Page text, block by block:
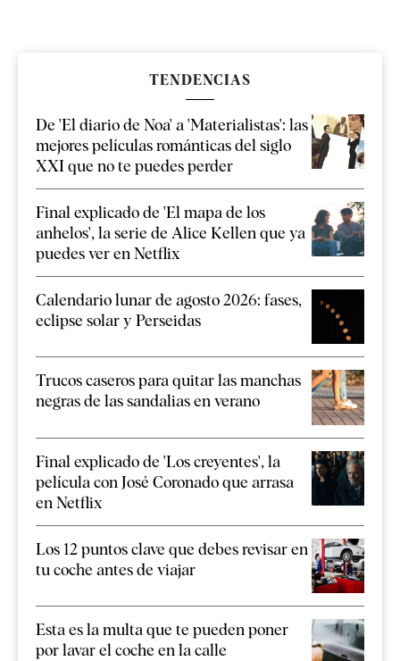
TENDENCIAS
De 'El diario de Noa' a 'Materialistas': las
mejores películas románticas del siglo
XXI que no te puedes perder
Final explicado de 'El mapa de los
anhelos', la serie de Alice Kellen que ya
puedes ver en Netflix
Calendario lunar de agosto 2026: fases,
eclipse solar y Perseidas
Trucos caseros para quitar las manchas
negras de las sandalias en verano
Final explicado de 'Los creyentes', la
película con José Coronado que arrasa
en Netflix
Los 12 puntos clave que debes revisar en
tu coche antes de viajar
Esta es la multa que te pueden poner
por lavar el coche en la calle